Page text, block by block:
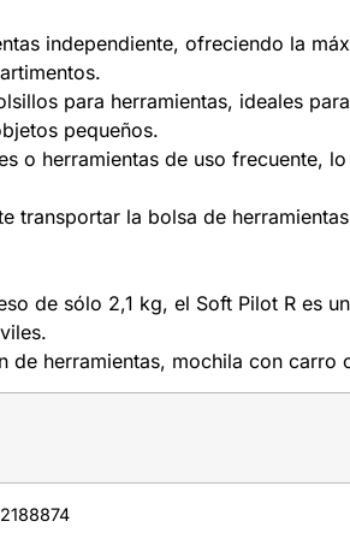
independiente, ofreciendo la
para herramientas, ideales
pequeños.
o herramientas de uso frecuente,
transportar la bolsa de
de sólo 2,1 kg, el Soft Pilot R es
herramientas, mochila con